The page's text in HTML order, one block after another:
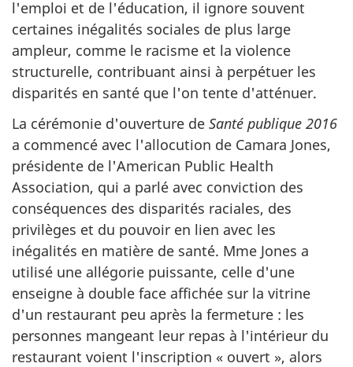
l'emploi et de l'éducation, il ignore souvent
certaines inégalités sociales de plus large
ampleur, comme le racisme et la violence
structurelle, contribuant ainsi à perpétuer les
disparités en santé que l'on tente d'atténuer.
La cérémonie d'ouverture de Santé publique 2016
a commencé avec l'allocution de Camara Jones,
présidente de l'American Public Health
Association, qui a parlé avec conviction des
conséquences des disparités raciales, des
privilèges et du pouvoir en lien avec les
inégalités en matière de santé. Mme Jones a
utilisé une allégorie puissante, celle d'une
enseigne à double face affichée sur la vitrine
d'un restaurant peu après la fermeture : les
personnes mangeant leur repas à l'intérieur du
restaurant voient l'inscription « ouvert », alors